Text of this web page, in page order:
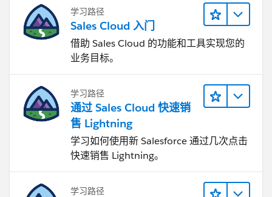
学习路径
Sales Cloud 入门
借助 Sales Cloud 的功能和工具实现您的
业务目标。
学习路径
通过 Sales Cloud 快速销
售 Lightning
学习如何使用新 Salesforce 通过几次点击
快速销售 Lightning。
学习路径